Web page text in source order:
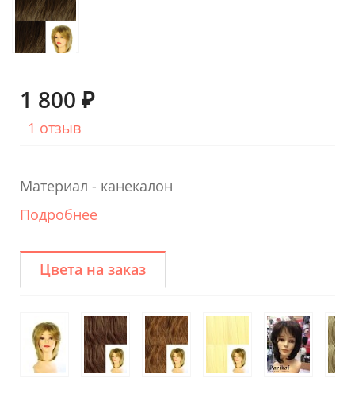
1 800 ₽
1 отзыв
Материал - канекалон
Подробнее
Цвета на заказ